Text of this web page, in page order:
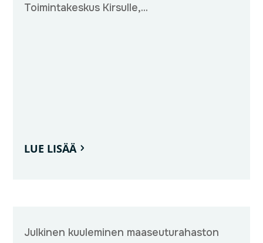
Toimintakeskus Kirsulle,...
LUE LISÄÄ
Julkinen kuuleminen maaseuturahaston